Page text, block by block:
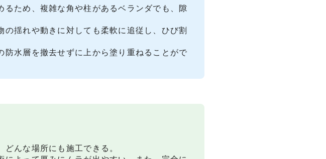
ため、複雑な角や柱があるベランダでも、隙
揺れや動きに対しても柔軟に追従し、ひび割
水層を撤去せずに上から塗り重ねることがで
んな場所にも施工できる。